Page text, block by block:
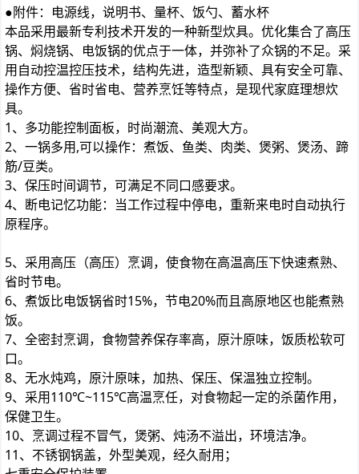
●附件：电源线，说明书、量杯、饭勺、蓄水杯
本品采用最新专利技术开发的一种新型炊具。优化集合了高压
锅、焖烧锅、电饭锅的优点于一体，并弥补了众锅的不足。采
用自动控温控压技术，结构先进，造型新颖、具有安全可靠、
操作方便、省时省电、营养烹饪等特点，是现代家庭理想炊
具。
1、多功能控制面板，时尚潮流、美观大方。
2、一锅多用,可以操作：煮饭、鱼类、肉类、煲粥、煲汤、蹄
筋/豆类。
3、保压时间调节，可满足不同口感要求。
4、断电记忆功能：当工作过程中停电，重新来电时自动执行
原程序。
5、采用高压（高压）烹调，使食物在高温高压下快速煮熟、
省时节电。
6、煮饭比电饭锅省时15%，节电20%而且高原地区也能煮熟
饭。
7、全密封烹调，食物营养保存率高，原汁原味，饭质松软可
口。
8、无水炖鸡，原汁原味，加热、保压、保温独立控制。
9、采用110℃~115℃高温烹任，对食物起一定的杀菌作用，
保健卫生。
10、烹调过程不冒气，煲粥、炖汤不溢出，环境洁净。
11、不锈钢锅盖，外型美观，经久耐用；